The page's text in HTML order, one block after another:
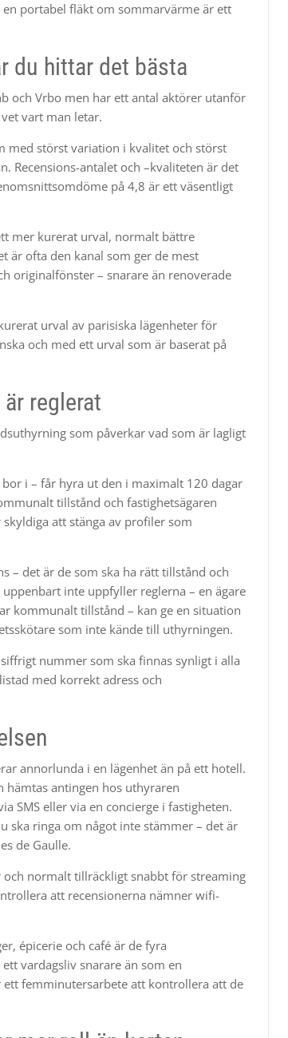
portabel fläkt om sommarvärme är ett
du hittar det bästa
och Vrbo men har ett antal aktörer utanför
vart man letar.
med störst variation i kvalitet och störst
Recensions-antalet och –kvaliteten är det
på 4,8 är ett väsentligt
mer kurerat urval, normalt bättre
är ofta den kanal som ger de mest
originalfönster – snarare än renoverade
urval av parisiska lägenheter för
och med ett urval som är baserat på
reglerat
som påverkar vad som är lagligt
i – får hyra ut den i maximalt 120 dagar
tillstånd och fastighetsägaren
att stänga av profiler som
– det är de som ska ha rätt tillstånd och
inte uppfyller reglerna – en ägare
kommunalt tillstånd – kan ge en situation
som inte kände till uthyrningen.
nummer som ska finnas synligt i alla
med korrekt adress och
annorlunda i en lägenhet än på ett hotell.
hämtas antingen hos uthyraren
SMS eller via en concierge i fastigheten.
ska ringa om något inte stämmer – det är
de Gaulle.
normalt tillräckligt snabbt för streaming
att recensionerna nämner wifi-
épicerie och café är de fyra
vardagsliv snarare än som en
femminutersarbete att kontrollera att de